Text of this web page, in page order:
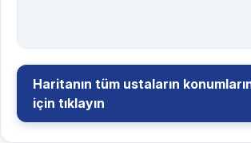
Haritanın tüm ustaların
için tıklayın